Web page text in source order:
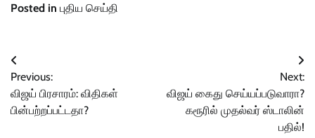
Posted in புதிய செய்தி
Post
navigation
Previous:
விஜய் பிரசாரம்: விதிகள்
பின்பற்றப்பட்டதா?
Next:
விஜய் கைது செய்யப்படுவாரா?
கரூரில் முதல்வர் ஸ்டாலின்
பதில்!